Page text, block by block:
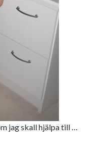
jag skall hjälpa till …